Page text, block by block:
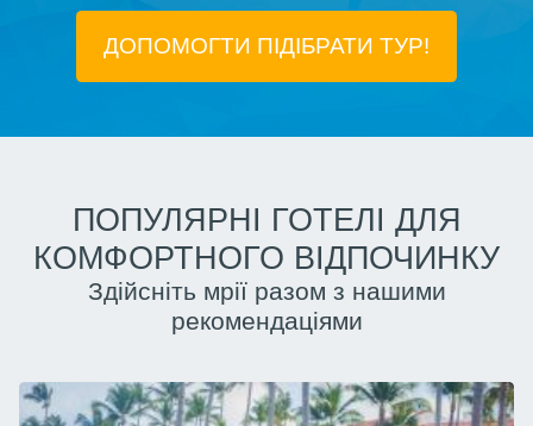
ДОПОМОГТИ ПІДIБРАТИ ТУР!
ПОПУЛЯРНІ ГОТЕЛІ ДЛЯ
КОМФОРТНОГО ВІДПОЧИНКУ
Здійсніть мрії разом з нашими
рекомендаціями